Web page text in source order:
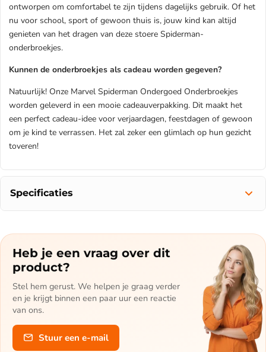
ontworpen om comfortabel te zijn tijdens dagelijks gebruik. Of het
nu voor school, sport of gewoon thuis is, jouw kind kan altijd
genieten van het dragen van deze stoere Spiderman-
onderbroekjes.
Kunnen de onderbroekjes als cadeau worden gegeven?
Natuurlijk! Onze Marvel Spiderman Ondergoed Onderbroekjes
worden geleverd in een mooie cadeauverpakking. Dit maakt het
een perfect cadeau-idee voor verjaardagen, feestdagen of gewoon
om je kind te verrassen. Het zal zeker een glimlach op hun gezicht
toveren!
Specificaties
Heb je een vraag over dit
product?
Stel hem gerust. We helpen je graag verder
en je krijgt binnen een paar uur een reactie
van ons.
Stuur een e-mail